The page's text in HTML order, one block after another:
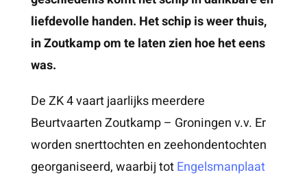
liefdevolle handen. Het schip is weer thuis,
in Zoutkamp om te laten zien hoe het eens
was.
De ZK 4 vaart jaarlijks meerdere
Beurtvaarten Zoutkamp – Groningen v.v. Er
worden snerttochten en zeehondentochten
georganiseerd, waarbij totEngelsmanplaat